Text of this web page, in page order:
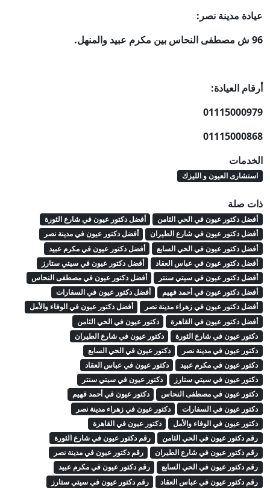
عيادة مدينة نصر:
96 ش مصطفى النحاس بين مكرم عبيد والمنهل.
أرقام العيادة:
01115000979
01115000868
الخدمات
استشارى العيون و الليزك
ذات صلة
أفضل دكتور عيون في الحي الثامن
أفضل دكتور عيون في شارع الثورة
أفضل دكتور عيون في شارع الطيران
أفضل دكتور عيون في مدينة نصر
أفضل دكتور عيون في الحي السابع
أفضل دكتور عيون في مكرم عبيد
أفضل دكتور عيون في عباس العقاد
أفضل دكتور عيون في سيتي ستارز
أفضل دكتور عيون في سيتي سنتر
أفضل دكتور عيون في مصطفى النحاس
أفضل دكتور عيون في أحمد فهيم
أفضل دكتور عيون في السفارات
أفضل دكتور عيون في زهراء مدينة نصر
أفضل دكتور عيون في الوفاء والأمل
أفضل دكتور عيون في القاهرة
دكتور عيون في الحي الثامن
دكتور عيون في شارع الثورة
دكتور عيون في شارع الطيران
دكتور عيون في مدينة نصر
دكتور عيون في الحي السابع
دكتور عيون في مكرم عبيد
دكتور عيون في عباس العقاد
دكتور عيون في سيتي ستارز
دكتور عيون في سيتي سنتر
دكتور عيون في مصطفى النحاس
دكتور عيون في أحمد فهيم
دكتور عيون في السفارات
دكتور عيون في زهراء مدينة نصر
دكتور عيون في الوفاء والأمل
دكتور عيون في القاهرة
رقم دكتور عيون في الحي الثامن
رقم دكتور عيون في شارع الثورة
رقم دكتور عيون في شارع الطيران
رقم دكتور عيون في مدينة نصر
رقم دكتور عيون في الحي السابع
رقم دكتور عيون في مكرم عبيد
رقم دكتور عيون في عباس العقاد
رقم دكتور عيون في سيتي ستارز